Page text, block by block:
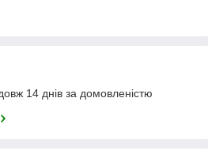
14 днів за домовленістю